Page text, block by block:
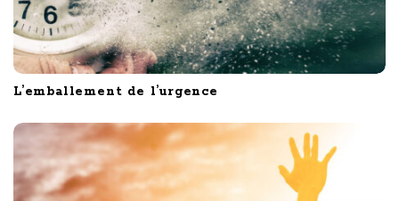
L’emballement de l’urgence